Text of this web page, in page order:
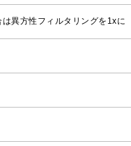
異方性フィルタリングを1xに